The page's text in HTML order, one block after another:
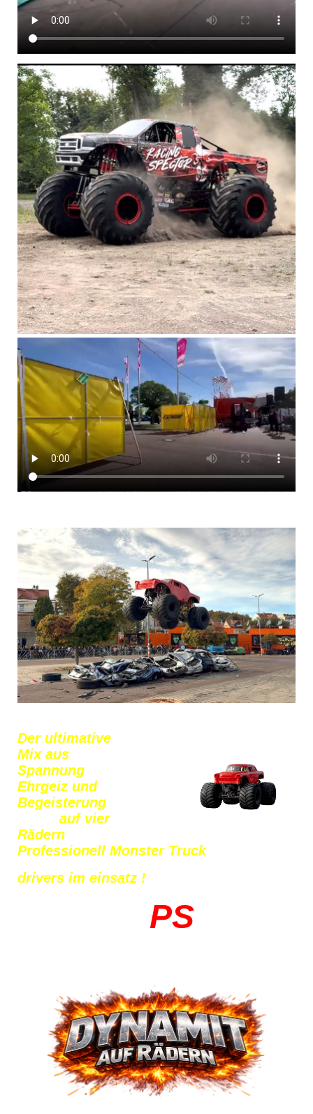
Der ultimative
Mix aus
Spannung
Ehrgeiz und
Begeisterung
auf vier
Rädern
Professionell Monster Truck
drivers im einsatz !
PS